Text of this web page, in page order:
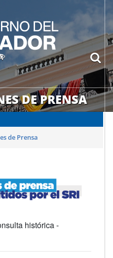
DE PRENSA
SRI
en YouTube
de
página de
Activar/quitar contraste
de Prensa
histórica -